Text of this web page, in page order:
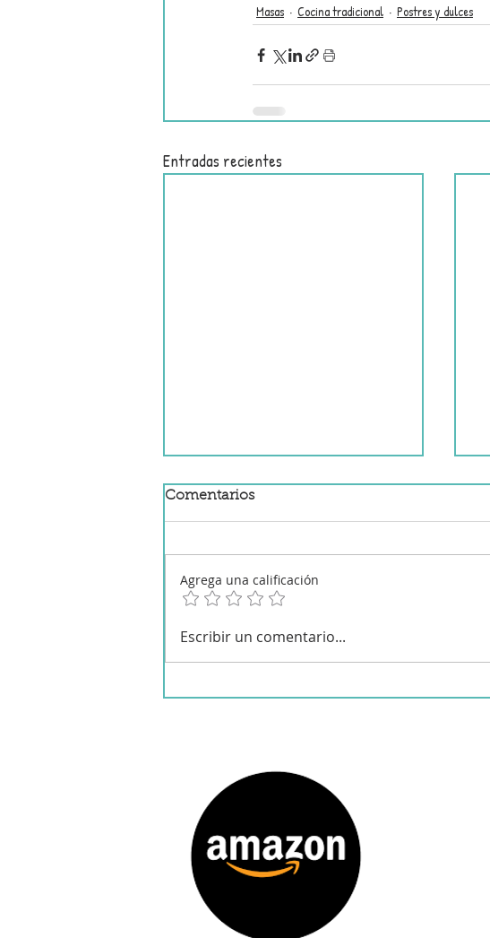
Masas Cocina tradicional Postres y dulces
Entradas recientes
Callos gallegos (garbanzos
Comentarios
Agrega una calificación
Escribir un comentario...